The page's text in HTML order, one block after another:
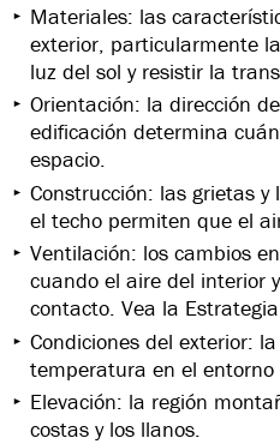
Materiales: las
exterior, particularmente
luz del sol y resistir la
Orientación: la dirección
edificación determina
espacio.
Construcción: las grietas
el techo permiten que el
Ventilación: los cambios
cuando el aire del interior
contacto. Vea la
Condiciones del exterior:
temperatura en el entorno
Elevación: la región
costas y los llanos.